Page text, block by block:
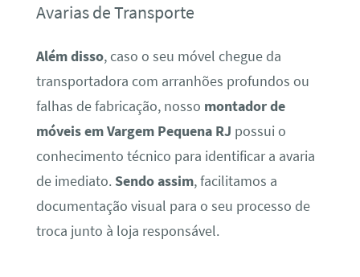
Avarias de Transporte
Além disso, caso o seu móvel chegue da
transportadora com arranhões profundos ou
falhas de fabricação, nosso montador de
móveis em Vargem Pequena RJ possui o
conhecimento técnico para identificar a avaria
de imediato. Sendo assim, facilitamos a
documentação visual para o seu processo de
troca junto à loja responsável.